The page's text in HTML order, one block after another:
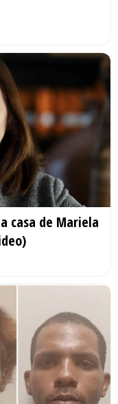
casa de Mariela